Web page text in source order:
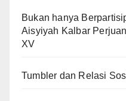
Bukan hanya
Aisyiyah Kalbar
XV
Tumbler dan Relasi